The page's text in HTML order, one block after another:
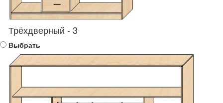
Трёхдверный - 3
Выбрать